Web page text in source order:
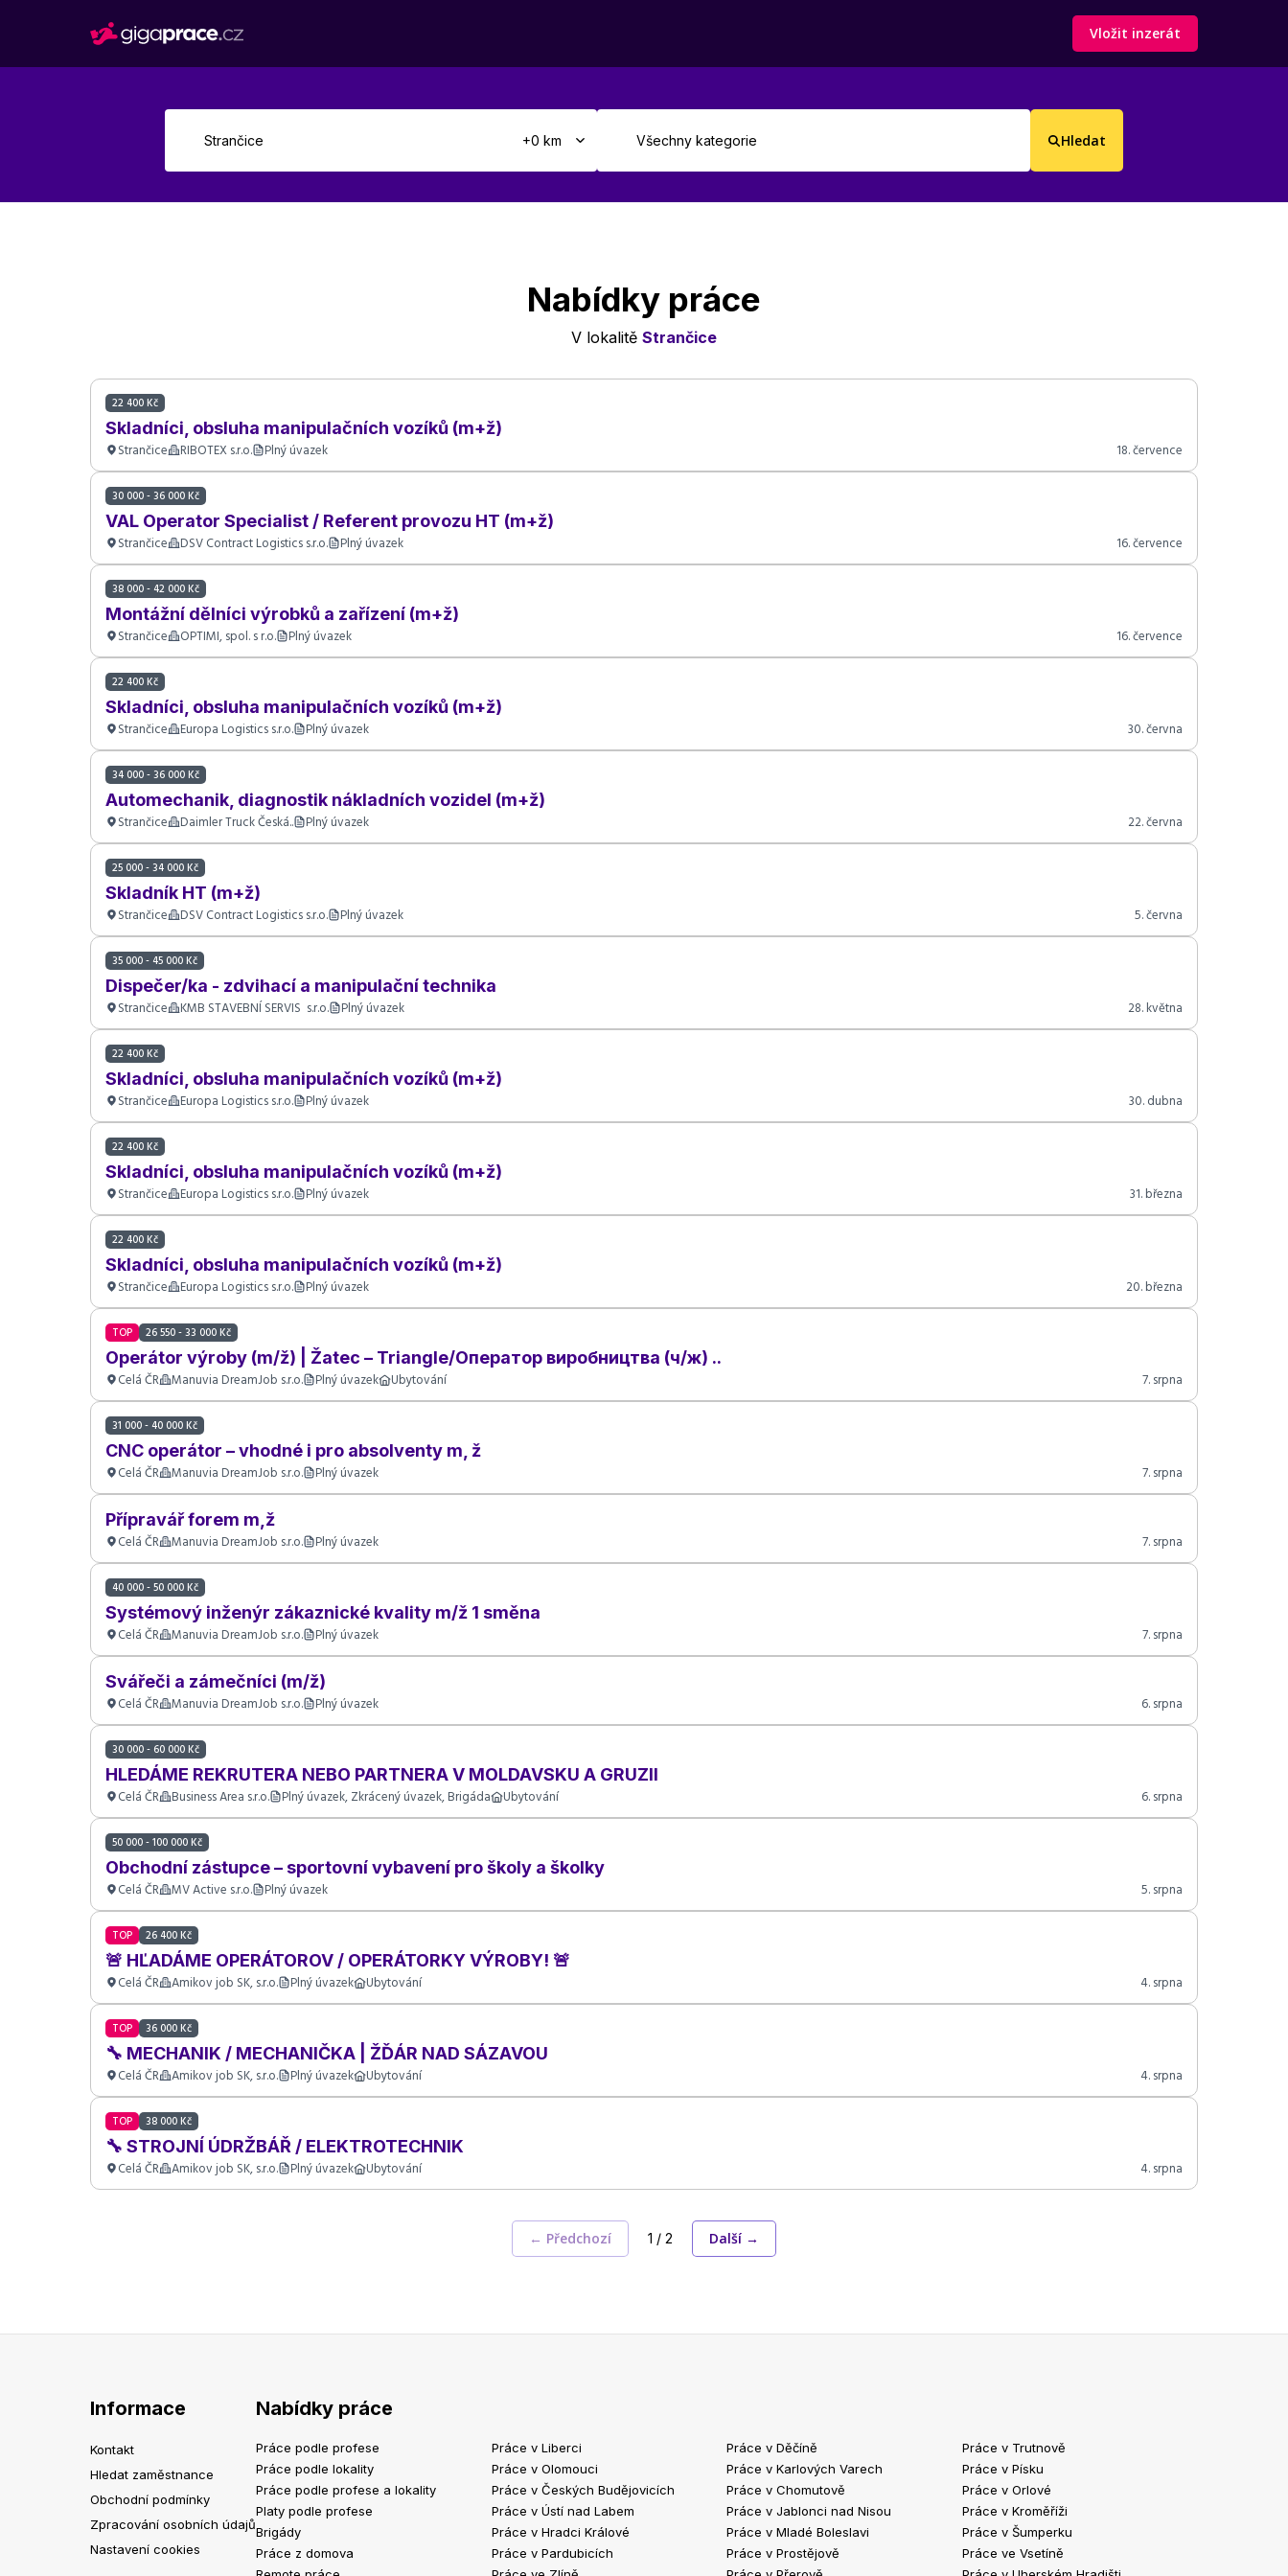
Vložit inzerát
Hledat
Nabídky práce
V lokalitě Strančice
22 400 Kč
Skladníci, obsluha manipulačních vozíků (m+ž)
Strančice RIBOTEX s.r.o. Plný úvazek 18. července
30 000 - 36 000 Kč
VAL Operator Specialist / Referent provozu HT (m+ž)
Strančice DSV Contract Logistics s.r.o. Plný úvazek 16. července
38 000 - 42 000 Kč
Montážní dělníci výrobků a zařízení (m+ž)
Strančice OPTIMI, spol. s r.o. Plný úvazek 16. července
22 400 Kč
Skladníci, obsluha manipulačních vozíků (m+ž)
Strančice Europa Logistics s.r.o. Plný úvazek 30. června
34 000 - 36 000 Kč
Automechanik, diagnostik nákladních vozidel (m+ž)
Strančice Daimler Truck Česká.. Plný úvazek 22. června
25 000 - 34 000 Kč
Skladník HT (m+ž)
Strančice DSV Contract Logistics s.r.o. Plný úvazek 5. června
35 000 - 45 000 Kč
Dispečer/ka - zdvihací a manipulační technika
Strančice KMB STAVEBNÍ SERVIS s.r.o. Plný úvazek 28. května
22 400 Kč
Skladníci, obsluha manipulačních vozíků (m+ž)
Strančice Europa Logistics s.r.o. Plný úvazek 30. dubna
22 400 Kč
Skladníci, obsluha manipulačních vozíků (m+ž)
Strančice Europa Logistics s.r.o. Plný úvazek 31. března
22 400 Kč
Skladníci, obsluha manipulačních vozíků (m+ž)
Strančice Europa Logistics s.r.o. Plný úvazek 20. března
TOP 26 550 - 33 000 Kč
Operátor výroby (m/ž) | Žatec – Triangle/Оператор виробництва (ч/ж) ..
Celá ČR Manuvia DreamJob s.r.o. Plný úvazek Ubytování 7. srpna
31 000 - 40 000 Kč
CNC operátor – vhodné i pro absolventy m, ž
Celá ČR Manuvia DreamJob s.r.o. Plný úvazek 7. srpna
Přípravář forem m,ž
Celá ČR Manuvia DreamJob s.r.o. Plný úvazek 7. srpna
40 000 - 50 000 Kč
Systémový inženýr zákaznické kvality m/ž 1 směna
Celá ČR Manuvia DreamJob s.r.o. Plný úvazek 7. srpna
Svářeči a zámečníci (m/ž)
Celá ČR Manuvia DreamJob s.r.o. Plný úvazek 6. srpna
30 000 - 60 000 Kč
HLEDÁME REKRUTERA NEBO PARTNERA V MOLDAVSKU A GRUZII
Celá ČR Business Area s.r.o. Plný úvazek, Zkrácený úvazek, Brigáda Ubytování 6. srpna
50 000 - 100 000 Kč
Obchodní zástupce – sportovní vybavení pro školy a školky
Celá ČR MV Active s.r.o. Plný úvazek 5. srpna
TOP 26 400 Kč
🚨 HĽADÁME OPERÁTOROV / OPERÁTORKY VÝROBY! 🚨
Celá ČR Amikov job SK, s.r.o. Plný úvazek Ubytování 4. srpna
TOP 36 000 Kč
🔧 MECHANIK / MECHANIČKA | ŽĎÁR NAD SÁZAVOU
Celá ČR Amikov job SK, s.r.o. Plný úvazek Ubytování 4. srpna
TOP 38 000 Kč
🔧 STROJNÍ ÚDRŽBÁŘ / ELEKTROTECHNIK
Celá ČR Amikov job SK, s.r.o. Plný úvazek Ubytování 4. srpna
← Předchozí 1 / 2 Další →
Informace
Kontakt
Hledat zaměstnance
Obchodní podmínky
Zpracování osobních údajů
Nastavení cookies
Nabídky práce
Práce podle profese
Práce podle lokality
Práce podle profese a lokality
Platy podle profese
Brigády
Práce z domova
Práce v Liberci
Práce v Olomouci
Práce v Českých Budějovicích
Práce v Ústí nad Labem
Práce v Hradci Králové
Práce v Pardubicích
Práce v Děčíně
Práce v Karlových Varech
Práce v Chomutově
Práce v Jablonci nad Nisou
Práce v Mladé Boleslavi
Práce v Prostějově
Práce v Trutnově
Práce v Písku
Práce v Orlové
Práce v Kroměříži
Práce v Šumperku
Práce ve Vsetíně